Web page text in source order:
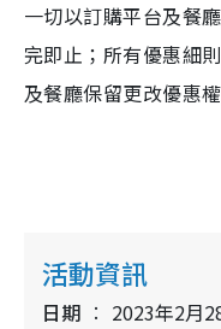
一切以訂購平台及餐
完即止；所有優惠細
及餐廳保留更改優惠
活動資訊
日期
2023年2月